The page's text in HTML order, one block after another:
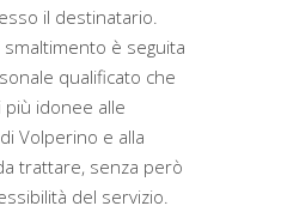
il destinatario.
è seguita
qualificato che
più idonee alle
Volperino e alla
trattare, senza però
del servizio.